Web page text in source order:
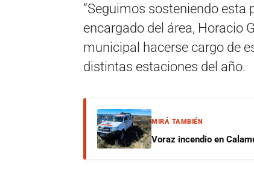
“Seguimos sosteniendo esta
encargado del área, Horacio
municipal hacerse cargo de
distintas estaciones del año.
MIRÁ TAMBIÉN
Voraz incendio en